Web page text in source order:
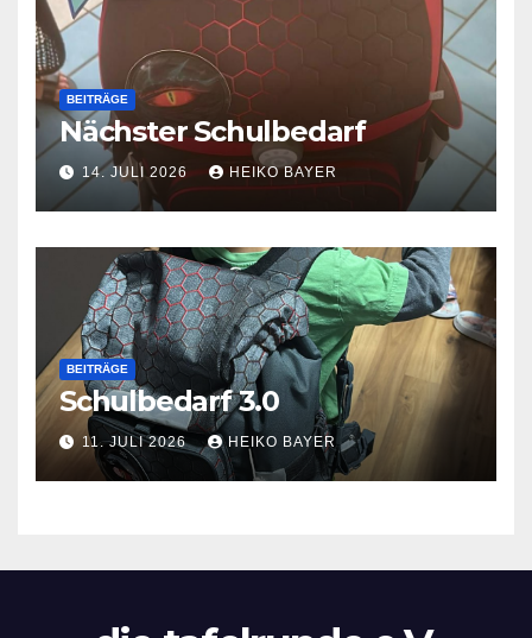
BEITRÄGE
Nächster Schulbedarf
14. JULI 2026 HEIKO BAYER
BEITRÄGE
Schulbedarf 3.0
11. JULI 2026 HEIKO BAYER